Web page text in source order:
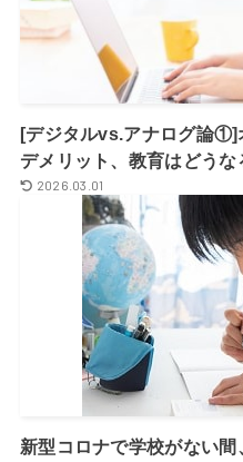
[デジタルvs.アナログ論①]
デメリット、教育はどうな
2026.03.01
新型コロナで学校がない